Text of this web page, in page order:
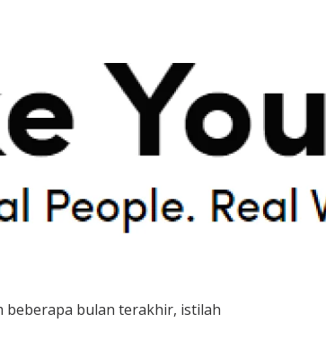
beberapa bulan terakhir, istilah